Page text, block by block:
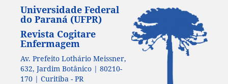
Universidade Federal
do Paraná (UFPR)
Revista Cogitare
Enfermagem
Av. Prefeito Lothário Meissner,
632, Jardim Botânico | 80210-
170 | Curitiba - PR